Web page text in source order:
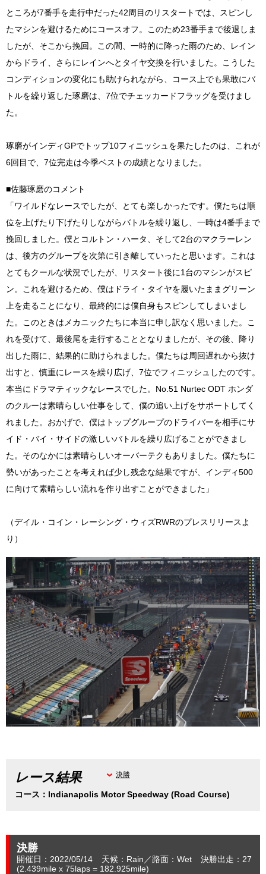
ところが7番手を走行中だった42周目のリスタートでは、スピンし
たマシンを避けるためにコースオフ。このため23番手まで後退しま
したが、そこから挽回。この間、一時的に降った雨のため、レイン
からドライ、さらにレインへとタイヤ交換を行いました。こうした
コンディションの変化にも助けられながら、コース上でも果敢にバ
トルを繰り返した琢磨は、7位でチェッカードフラッグを受けまし
た。
琢磨がインディGPでトップ10フィニッシュを果たしたのは、これが
6回目で、7位完走は今季ベストの成績となりました。
■佐藤琢磨のコメント
「ワイルドなレースでしたが、とても楽しかったです。僕たちは順
位を上げたり下げたりしながらバトルを繰り返し、一時は4番手まで
挽回しました。僕とコルトン・ハータ、そして2台のマクラーレン
は、後方のグループを次第に引き離していったと思います。これは
とてもクールな状況でしたが、リスタート後に1台のマシンがスピ
ン。これを避けるため、僕はドライ・タイヤを履いたままグリーン
上を走ることになり、最終的には僕自身もスピンしてしまいまし
た。このときはメカニックたちに本当に申し訳なく思いました。こ
れを受けて、最後尾を走行することとなりましたが、その後、降り
出した雨に、結果的に助けられました。僕たちは周回遅れから抜け
出すと、慎重にレースを繰り広げ、7位でフィニッシュしたのです。
本当にドラマティックなレースでした。No.51 Nurtec ODT ホンダ
のクルーは素晴らしい仕事をして、僕の追い上げをサポートしてく
れました。おかげで、僕はトップグループのドライバーを相手にサ
イド・バイ・サイドの激しいバトルを繰り広げることができまし
た。そのなかには素晴らしいオーバーテクもありました。僕たちに
勢いがあったことを考えれば少し残念な結果ですが、インディ500
に向けて素晴らしい流れを作り出すことができました」
（デイル・コイン・レーシング・ウィズRWRのプレスリリースよ
り）
レース結果
コース：Indianapolis Motor Speedway (Road Course)
決勝
決勝
開催日：2022/05/14 天候：Rain 路面：Wet
決勝出走：27
(2.439mile x 75laps = 182.925mile)